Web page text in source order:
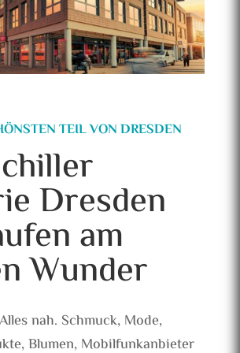
TEIL VON DRESDEN
Dresden
am
Wunder
nah. Schmuck, Mode,
Blumen, Mobilfunkanbieter